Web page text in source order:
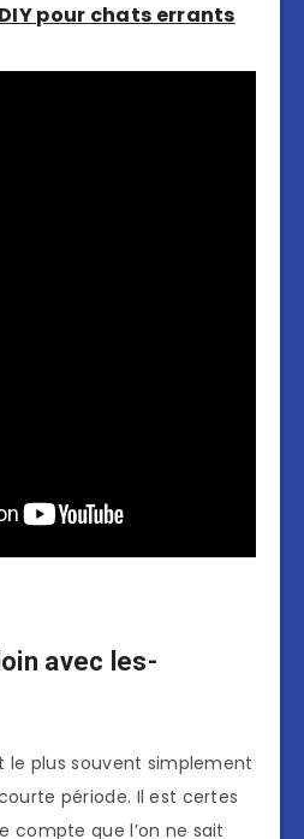
pour chats errants
avec les-
le plus souvent simplement
période. Il est certes
compte que l’on ne sait